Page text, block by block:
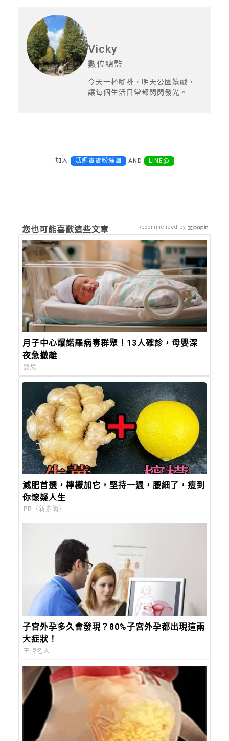
Vicky
數位總監
今天一杯咖啡，明天公園嬉戲，
讓每個生活日常都閃閃發光。
加入 媽媽寶寶粉絲團 AND LINE@
您也可能喜歡這些文章
月子中心爆諾羅病毒群聚！13人確診，母嬰深
夜急撤離
嬰兒
減肥首選，檸檬加它，堅持一週，腰細了，瘦到
你懷疑人生
PR（新素簡）
子宮外孕多久會發現？80%子宮外孕都出現這兩
大症狀！
王牌名人
Recommended by